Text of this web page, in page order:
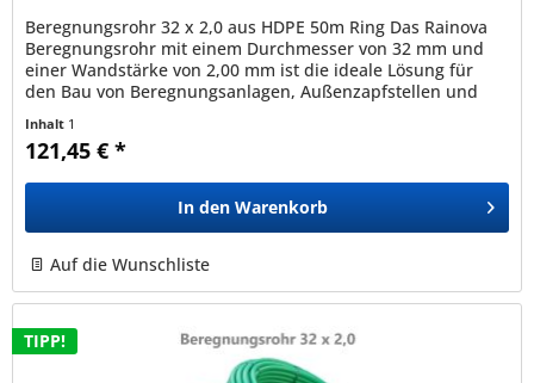
Beregnungsrohr 32 x 2,0 aus HDPE 50m Ring Das Rainova
Beregnungsrohr mit einem Durchmesser von 32 mm und
einer Wandstärke von 2,00 mm ist die ideale Lösung für
den Bau von Beregnungsanlagen, Außenzapfstellen und
Inhalt 1
121,45 € *
In den Warenkorb
Auf die Wunschliste
TIPP!